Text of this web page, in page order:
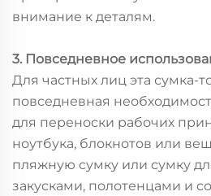
внимание к деталям.
3. Повседневное
Для частных лиц эта сумка-
повседневная
для переноски рабочих
ноутбука, блокнотов или
пляжную сумку или сумку
закусками, полотенцами и